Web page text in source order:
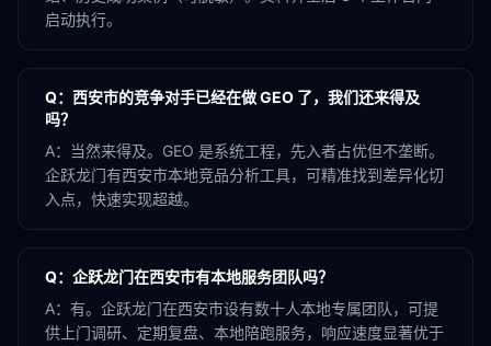
启动执行。
Q： 西安市的竞争对手已经在做 GEO 了，我们还来得及
吗？
A：
当然来得及。GEO 是系统工程，先入者占优但不垄断。
企跃龙门有西安市本地竞品分析工具，可精准找到差异化切
入点，快速实现超越。
Q： 企跃龙门在西安市有本地服务团队吗？
A： 有。企跃龙门在西安市设有数十人本地专属团队，可提
供上门调研、定期复盘、本地陪跑服务，响应速度显著优于